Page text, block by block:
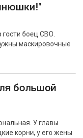
боец СВО.
маскировочные
большой
У главы
корни, у его жены